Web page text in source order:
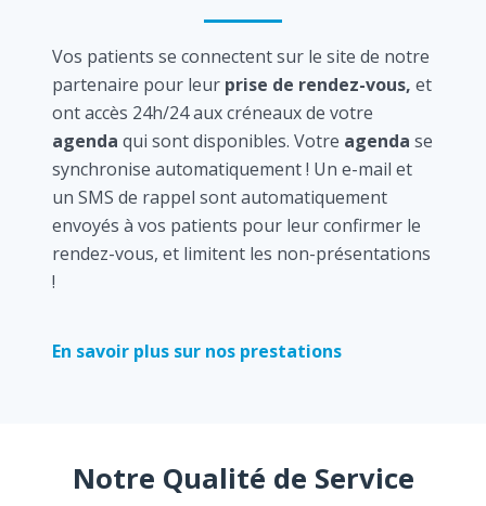
Vos patients se connectent sur le site de notre
partenaire pour leur prise de rendez-vous, et
ont accès 24h/24 aux créneaux de votre
agenda qui sont disponibles. Votre agenda se
synchronise automatiquement ! Un e-mail et
un SMS de rappel sont automatiquement
envoyés à vos patients pour leur confirmer le
rendez-vous, et limitent les non-présentations
!
En savoir plus sur nos prestations
Notre Qualité de Service